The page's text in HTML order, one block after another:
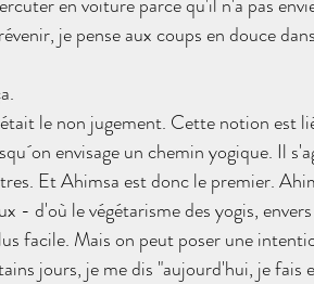
je pense aux coups en douce
le non jugement. Cette notion est
envisage un chemin yogique. Il
Et Ahimsa est donc le premier.
- d'où le végétarisme des yogis,
facile. Mais on peut poser une
jours, je me dis "aujourd'hui, je fais